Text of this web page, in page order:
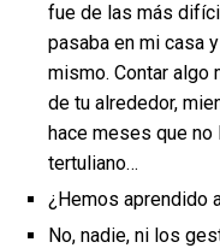
fue de las más
pasaba en mi casa
mismo. Contar algo
de tu alrededor,
hace meses que no
tertuliano…
¿Hemos aprendido
No, nadie, ni los